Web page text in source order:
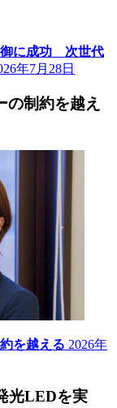
御に成功 次世代
年7月28日
の制約を越え
を越える 2026年
光LEDを実